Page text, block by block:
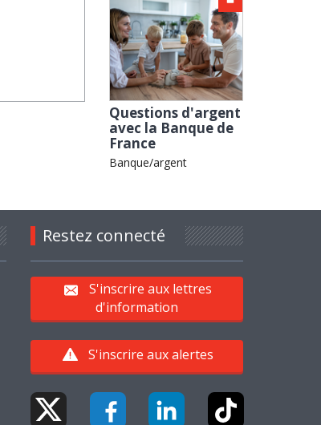
Questions d'argent
avec la Banque de
France
Banque/argent
Restez connecté
S'inscrire aux lettres
d'information
S'inscrire aux alertes